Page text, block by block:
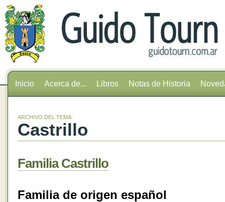
Inicio Acerca de... Libros Notas de Historia
ARCHIVO DEL TEMA:
Castrillo
Familia Castrillo
Familia de origen español